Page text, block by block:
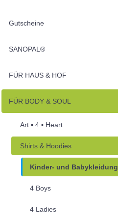
Gutscheine
SANOPAL®
FÜR HAUS & HOF
FÜR BODY & SOUL
Art ▪︎ 4 ▪︎ Heart
Shirts & Hoodies
Kinder- und Babykleidung
4 Boys
4 Ladies